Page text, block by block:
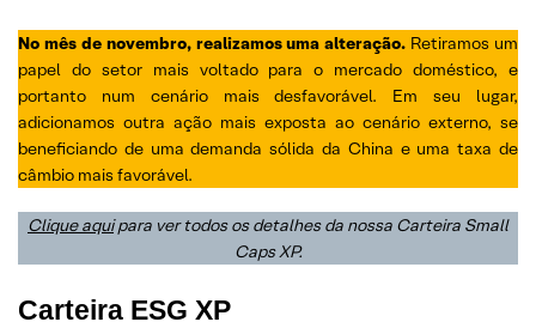
No mês de novembro, realizamos uma alteração. Retiramos um
papel do setor mais voltado para o mercado doméstico, e
portanto num cenário mais desfavorável. Em seu lugar,
adicionamos outra ação mais exposta ao cenário externo, se
beneficiando de uma demanda sólida da China e uma taxa de
câmbio mais favorável.
Clique aquipara ver todos os detalhes da nossa Carteira Small
Caps XP.
Carteira ESG XP